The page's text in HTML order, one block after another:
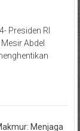
Presiden RI
Abdel
Menjaga